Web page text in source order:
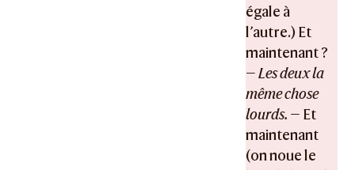
égale à
l’autre.) Et
maintenant ?
—Les deux la
même chose
lourds. — Et
maintenant
(on noue le